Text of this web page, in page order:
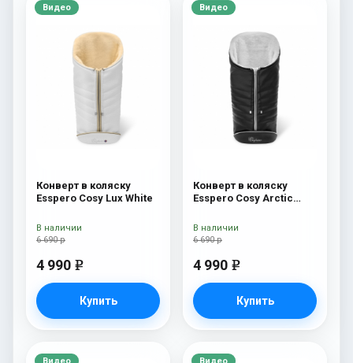
Видео
Конверт в коляску
Esspero Cosy Lux White
6 690 р
4 990 e
Купить
В наличии
Видео
Конверт в коляску
Esspero Cosy Arctic
6 690 р
4 990 e
Купить
В наличии